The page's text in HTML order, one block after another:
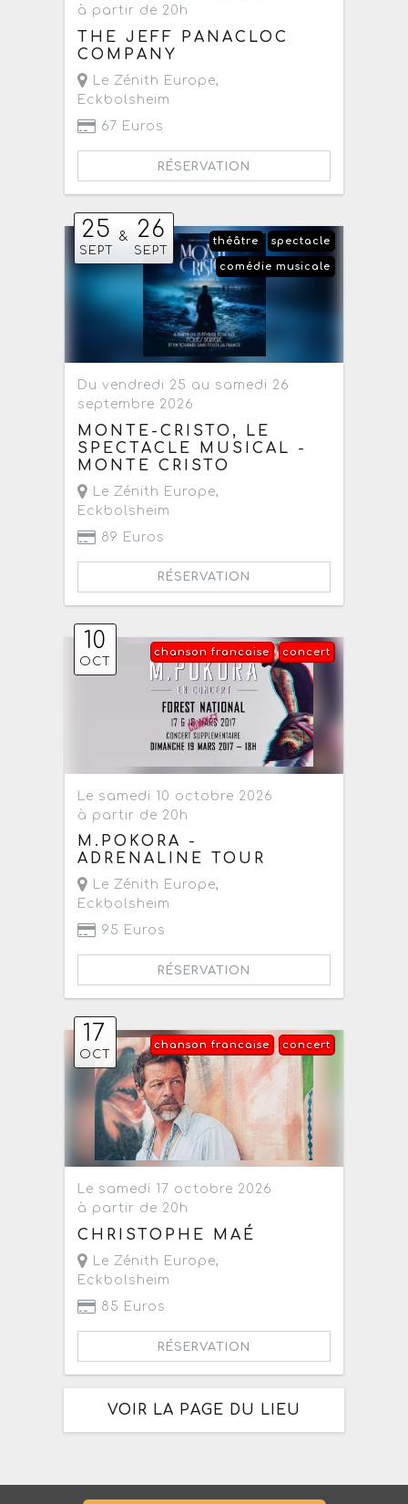
à partir de 20h
THE JEFF PANACLOC
COMPANY
Le Zénith Europe,
Eckbolsheim
67 Euros
RÉSERVATION
25
SEPT
& 26
SEPT
spectacle
théâtre
comédie musicale
Du vendredi 25 au samedi 26
septembre 2026
MONTE-CRISTO, LE
SPECTACLE MUSICAL -
MONTE CRISTO
Le Zénith Europe,
Eckbolsheim
89 Euros
RÉSERVATION
10
OCT
concert
chanson francaise
Le samedi 10 octobre 2026
à partir de 20h
M.POKORA -
ADRENALINE TOUR
Le Zénith Europe,
Eckbolsheim
95 Euros
RÉSERVATION
17
OCT
concert
chanson francaise
Le samedi 17 octobre 2026
à partir de 20h
CHRISTOPHE MAÉ
Le Zénith Europe,
Eckbolsheim
85 Euros
RÉSERVATION
VOIR LA PAGE DU LIEU